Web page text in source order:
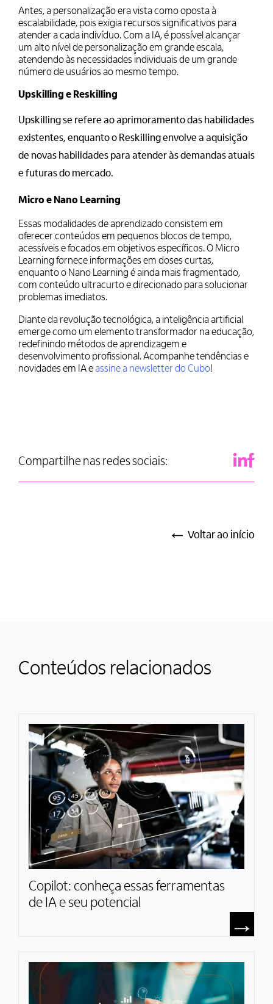
Antes, a personalização era vista como oposta à
escalabilidade, pois exigia recursos significativos para
atender a cada indivíduo. Com a IA, é possível alcançar
um alto nível de personalização em grande escala,
atendendo às necessidades individuais de um grande
número de usuários ao mesmo tempo.
Upskilling e Reskilling
Upskilling se refere ao aprimoramento das habilidades
existentes, enquanto o Reskilling envolve a aquisição
de novas habilidades para atender às demandas atuais
e futuras do mercado.
Micro e Nano Learning
Essas modalidades de aprendizado consistem em
oferecer conteúdos em pequenos blocos de tempo,
acessíveis e focados em objetivos específicos. O Micro
Learning fornece informações em doses curtas,
enquanto o Nano Learning é ainda mais fragmentado,
com conteúdo ultracurto e direcionado para solucionar
problemas imediatos.
Diante da revolução tecnológica, a inteligência artificial
emerge como um elemento transformador na educação,
redefinindo métodos de aprendizagem e
desenvolvimento profissional. Acompanhe tendências e
novidades em IA eassine a newsletter do Cubo!
Compartilhe nas redes sociais:
Voltar ao início
Conteúdos relacionados
Copilot: conheça essas ferramentas
de IA e seu potencial